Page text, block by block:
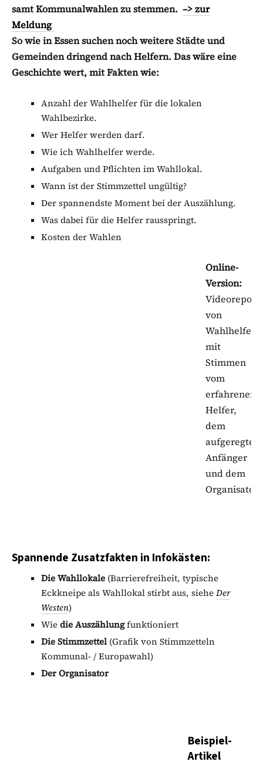
samt Kommunalwahlen zu stemmen. –>zur
Meldung
So wie in Essen suchen noch weitere Städte und
Gemeinden dringend nach Helfern. Das wäre eine
Geschichte wert, mit Fakten wie:
Anzahl der Wahlhelfer für die lokalen
Wahlbezirke.
Wer Helfer werden darf.
Wie ich Wahlhelfer werde.
Aufgaben und Pflichten im Wahllokal.
Wann ist der Stimmzettel ungültig?
Der spannendste Moment bei der Auszählung.
Was dabei für die Helfer rausspringt.
Kosten der Wahlen
Online-
Version:
Videoreport
von
mit
Stimmen
vom
erfahrenen
Helfer,
dem
aufgeregten
Anfänger
und dem
Organisator.
Spannende Zusatzfakten in Infokästen:
Die Wahllokale (Barrierefreiheit, typische
Eckkneipe als Wahllokal stirbt aus, sieheDer
Westen)
Wiedie Auszählungfunktioniert
Die Stimmzettel (Grafik von Stimmzetteln
Kommunal- / Europawahl)
Der Organisator
Beispiel-
Artikel